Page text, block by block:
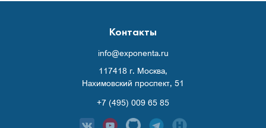
Контакты
info@exponenta.ru
117418 г. Москва,
Нахимовский проспект, 51
+7 (495) 009 65 85